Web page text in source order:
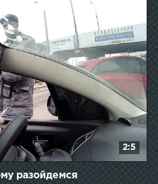
2:5
разойдемся